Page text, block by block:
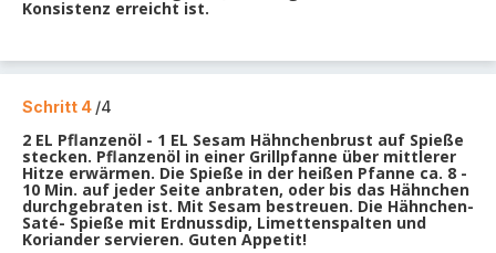
Konsistenz erreicht ist.
Schritt 4 /4
2 EL Pflanzenöl - 1 EL Sesam Hähnchenbrust auf Spieße
stecken. Pflanzenöl in einer Grillpfanne über mittlerer
Hitze erwärmen. Die Spieße in der heißen Pfanne ca. 8 -
10 Min. auf jeder Seite anbraten, oder bis das Hähnchen
durchgebraten ist. Mit Sesam bestreuen. Die Hähnchen-
Saté- Spieße mit Erdnussdip, Limettenspalten und
Koriander servieren. Guten Appetit!